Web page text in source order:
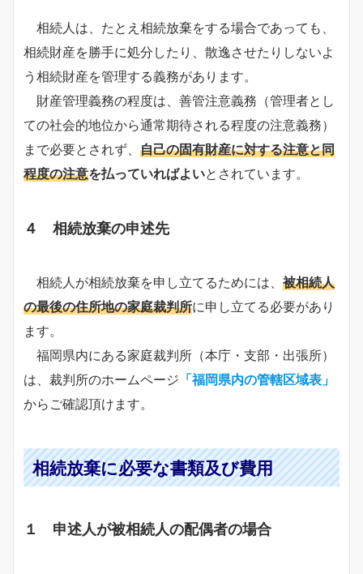
相続人は、たとえ相続放棄をする場合であっても、
相続財産を勝手に処分したり、散逸させたりしないよ
う相続財産を管理する義務があります。
財産管理義務の程度は、善管注意義務（管理者とし
ての社会的地位から通常期待される程度の注意義務）
まで必要とされず、 自己の固有財産に対する注意と同
程度の注意を払っていればよいとされています。
４ 相続放棄の申述先
相続人が相続放棄を申し立てるためには、 被相続人
の最後の住所地の家庭裁判所に申し立てる必要があり
ます。
福岡県内にある家庭裁判所（本庁・支部・出張所）
は、裁判所のホームページ 「福岡県内の管轄区域表」
からご確認頂けます。
相続放棄に必要な書類及び費用
１ 申述人が被相続人の配偶者の場合